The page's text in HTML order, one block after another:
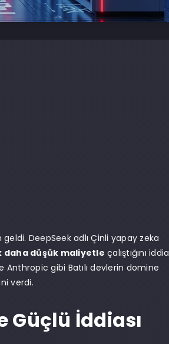
DeepSeek adlı Çinli yapay zeka
daha düşük maliyetle çalıştığını iddia
gibi Batılı devlerin domine
verdi.
Güçlü İddiası